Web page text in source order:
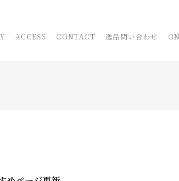
ACCESS CONTACT 逸品問い合わせ